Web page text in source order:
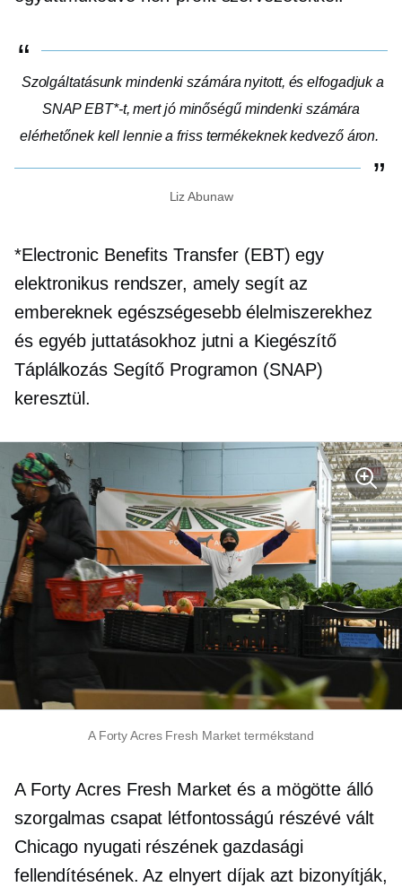
Szolgáltatásunk mindenki számára nyitott, és elfogadjuk a
SNAP EBT*-t, mertjó minőségűmindenki számára
elérhetőnek kell lennie a friss termékeknek kedvező áron.
Liz Abunaw
*Electronic Benefits Transfer (EBT) egy
elektronikus rendszer, amely segít az
embereknek egészségesebb élelmiszerekhez
és egyéb juttatásokhoz jutni a Kiegészítő
Táplálkozás Segítő Programon (SNAP)
keresztül.
A Forty Acres Fresh Market termékstand
A Forty Acres Fresh Market és a mögötte álló
szorgalmas csapat létfontosságú részévé vált
Chicago nyugati részének gazdasági
fellendítésének. Az elnyert díjak azt bizonyítják,